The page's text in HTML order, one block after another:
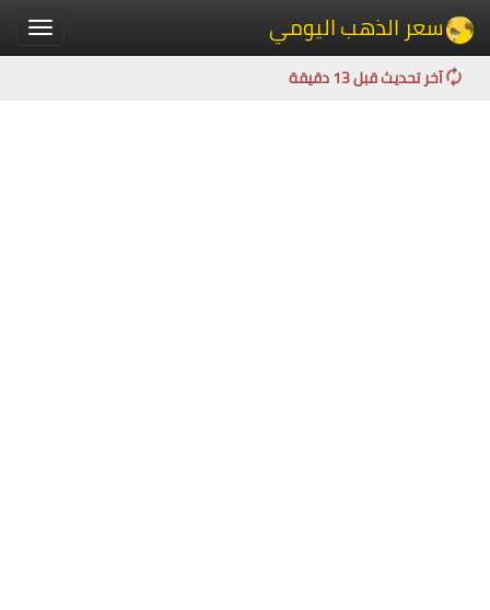
Toggle سعر الذهب اليومي
آخر تحديث قبل 13 دقيقة